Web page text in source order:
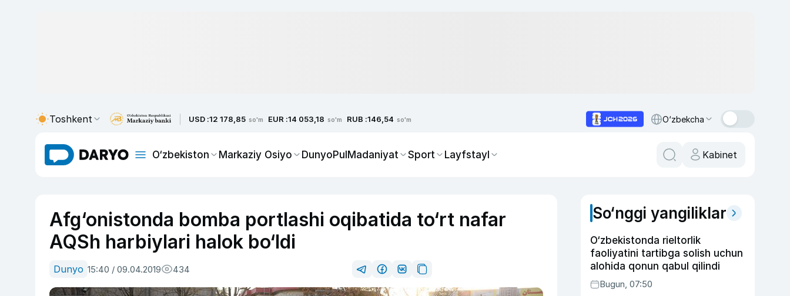
Toshkent USD :12 178,85 so'm EUR :14 053,18 so'm RUB :146,54 so'm O‘zbekcha
O‘zbekiston Markaziy Osiyo DunyoPulMadaniyat Sport Layfstayl Kabinet
Afg‘onistonda bomba portlashi oqibatida to‘rt nafar
AQSh harbiylari halok bo‘ldi
Dunyo 15:40 / 09.04.2019 434
So‘nggi yangiliklar
O‘zbekistonda rieltorlik
faoliyatini tartibga solish uchun
alohida qonun qabul qilindi
Bugun, 07:50